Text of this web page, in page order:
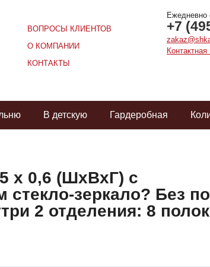
Ежедневно
+7
ВОПРОСЫ КЛИЕНТОВ
О КОМПАНИИ
КОНТАКТЫ
В детскую Гардеробная
х 0,6 (ШхВхГ) с
зеркало? Без
2 отделения: 8